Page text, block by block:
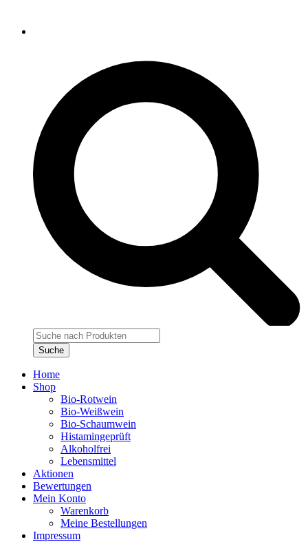
Products
search
Suche
Home
Shop
Bio-Rotwein
Bio-Weißwein
Bio-Schaumwein
Histamingeprüft
Alkoholfrei
Lebensmittel
Aktionen
Bewertungen
Mein Konto
Warenkorb
Meine Bestellungen
Impressum